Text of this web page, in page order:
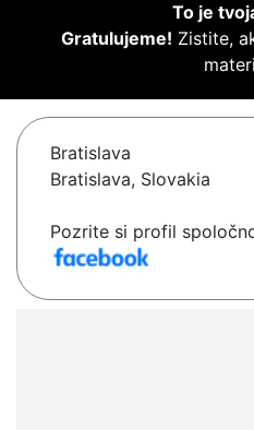
To je
Gratulujeme! Zistite,
Bratislava
Bratislava, Slovakia
Pozrite si profil